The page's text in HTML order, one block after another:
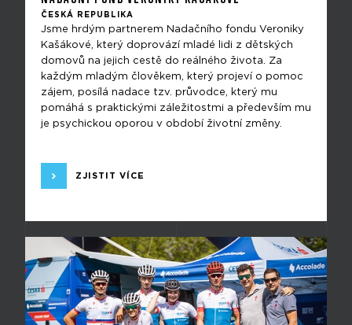
ČESKÁ REPUBLIKA
Jsme hrdým partnerem Nadačního fondu Veroniky
Kašákové, který doprovází mladé lidi z dětských
domovů na jejich cestě do reálného života. Za
každým mladým člověkem, který projeví o pomoc
zájem, posílá nadace tzv. průvodce, který mu
pomáhá s praktickými záležitostmi a především mu
je psychickou oporou v období životní změny.
ZJISTIT VÍCE